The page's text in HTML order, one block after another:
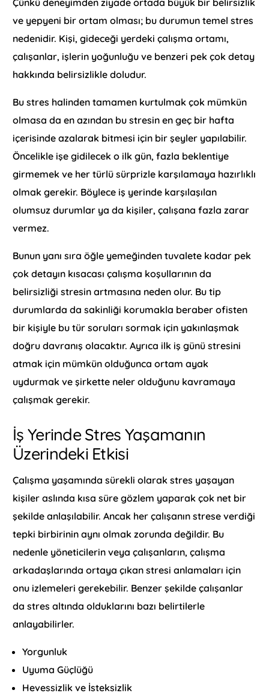
ve yepyeni bir ortam olması; bu durumun temel stres
nedenidir. Kişi, gideceği yerdeki çalışma ortamı,
çalışanlar, işlerin yoğunluğu ve benzeri pek çok detay
hakkında belirsizlikle doludur.
Bu stres halinden tamamen kurtulmak çok mümkün
olmasa da en azından bu stresin en geç bir hafta
içerisinde azalarak bitmesi için bir şeyler yapılabilir.
Öncelikle işe gidilecek o ilk gün, fazla beklentiye
girmemek ve her türlü sürprizle karşılamaya hazırlıklı
olmak gerekir. Böylece iş yerinde karşılaşılan
olumsuz durumlar ya da kişiler, çalışana fazla zarar
vermez.
Bunun yanı sıra öğle yemeğinden tuvalete kadar pek
çok detayın kısacası çalışma koşullarının da
belirsizliği stresin artmasına neden olur. Bu tip
durumlarda da sakinliği korumakla beraber ofisten
bir kişiyle bu tür soruları sormak için yakınlaşmak
doğru davranış olacaktır. Ayrıca ilk iş günü stresini
atmak için mümkün olduğunca ortam ayak
uydurmak ve şirkette neler olduğunu kavramaya
çalışmak gerekir.
İş Yerinde Stres Yaşamanın
Üzerindeki Etkisi
Çalışma yaşamında sürekli olarak stres yaşayan
kişiler aslında kısa süre gözlem yaparak çok net bir
şekilde anlaşılabilir. Ancak her çalışanın strese verdiği
tepki birbirinin aynı olmak zorunda değildir. Bu
nedenle yöneticilerin veya çalışanların, çalışma
arkadaşlarında ortaya çıkan stresi anlamaları için
onu izlemeleri gerekebilir. Benzer şekilde çalışanlar
da stres altında olduklarını bazı belirtilerle
anlayabilirler.
Yorgunluk
Uyuma Güçlüğü
Hevessizlik ve İsteksizlik